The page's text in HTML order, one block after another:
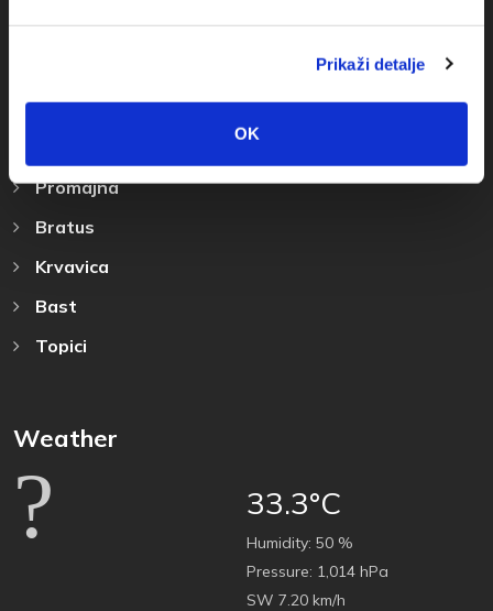
Prikaži detalje
OK
Promajna
Bratus
Krvavica
Bast
Topici
Weather
33.3°C
Humidity: 50 %
Pressure: 1,014 hPa
SW 7.20 km/h